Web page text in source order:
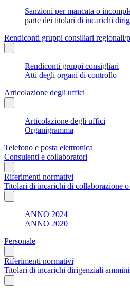
Sanzioni per mancata o
parte dei titolari di incarichi
Rendiconti gruppi consiliari regionali/
Rendiconti gruppi consigliari
Atti degli organi di controllo
Articolazione degli uffici
Articolazione degli uffici
Organigramma
Telefono e posta elettronica
Consulenti e collaboratori
Riferimenti normativi
Titolari di incarichi di collaborazione o
ANNO 2024
ANNO 2020
Personale
Riferimenti normativi
Titolari di incarichi dirigenziali